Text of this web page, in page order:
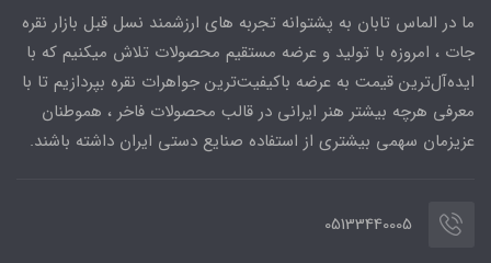
ما در الماس تابان به پشتوانه تجربه های ارزشمند نسل قبل بازار نقره
جات ، امروزه با تولید و عرضه مستقیم محصولات تلاش میکنیم که با
ایده‌آل‌ترین قیمت به عرضه باکیفیت‌ترین جواهرات نقره بپردازیم تا با
معرفی هرچه بیشتر هنر ایرانی در قالب محصولات فاخر ، هموطنان
عزیزمان سهمی بیشتری از استفاده صنایع دستی ایران داشته باشند.
05133440005